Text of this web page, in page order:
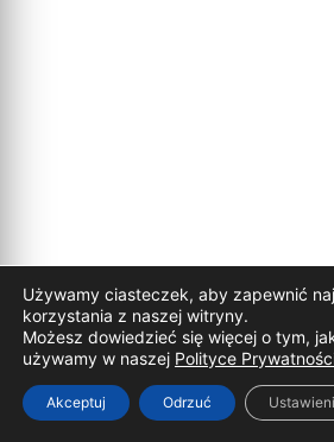
Używamy ciasteczek, aby zapewnić
korzystania z naszej witryny.
Możesz dowiedzieć się więcej o tym,
używamy w naszej Polityce
Akceptuj Odrzuć